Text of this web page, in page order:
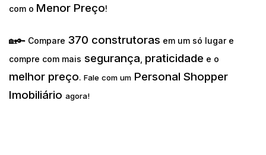
com o Menor Preço!
🏡🔑 Compare 370 construtoras em um só lugar e
compre com mais segurança praticidade e o
melhor preço. Fale com um Personal Shopper
Imobiliário agora!